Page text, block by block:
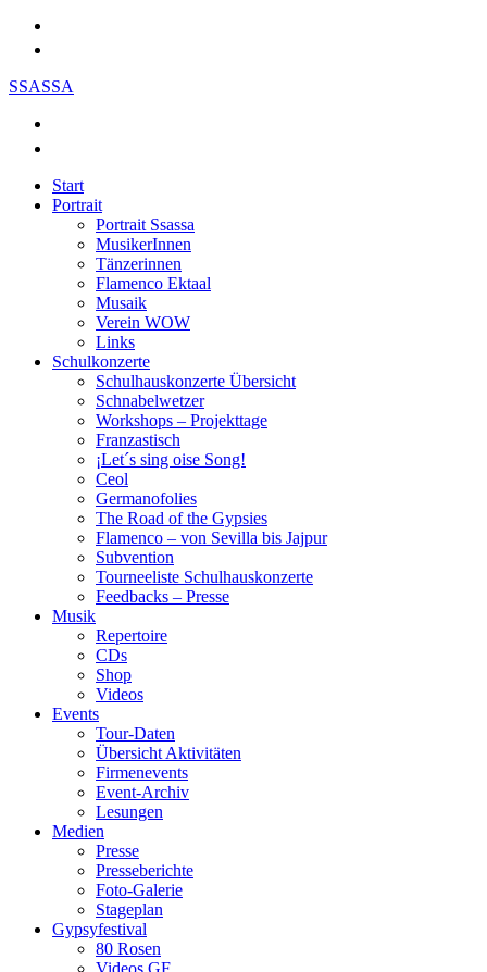
SSASSA
Start
Portrait
Portrait Ssassa
MusikerInnen
Tänzerinnen
Flamenco Ektaal
Musaik
Verein WOW
Links
Schulkonzerte
Schulhauskonzerte Übersicht
Schnabelwetzer
Workshops – Projekttage
Franzastisch
¡Let´s sing oise Song!
Ceol
Germanofolies
The Road of the Gypsies
Flamenco – von Sevilla bis Jajpur
Subvention
Tourneeliste Schulhauskonzerte
Feedbacks – Presse
Musik
Repertoire
CDs
Shop
Videos
Events
Tour-Daten
Übersicht Aktivitäten
Firmenevents
Event-Archiv
Lesungen
Medien
Presse
Presseberichte
Foto-Galerie
Stageplan
Gypsyfestival
80 Rosen
Videos GF